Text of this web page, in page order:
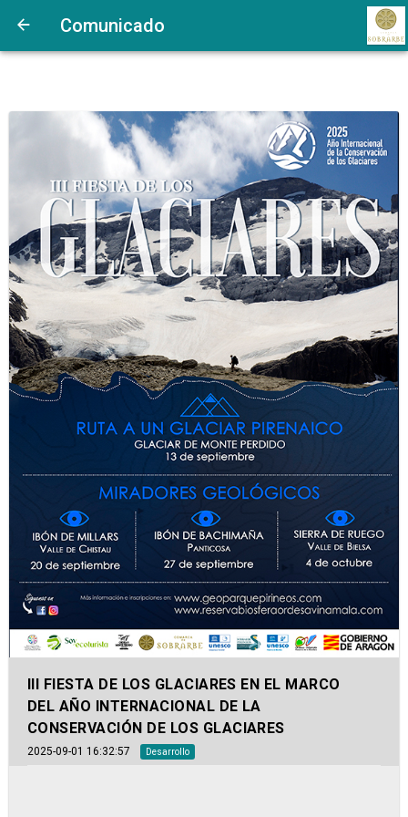
Comunicado
III FIESTA DE LOS GLACIARES EN EL MARCO
DEL AÑO INTERNACIONAL DE LA
CONSERVACIÓN DE LOS GLACIARES
2025-09-01 16:32:57 Desarrollo